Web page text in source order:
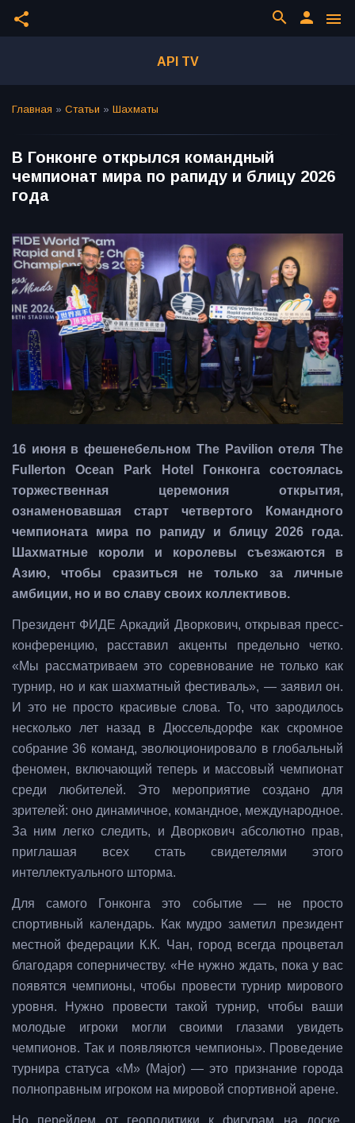
share menu
person
search
API TV
Главная » Статьи » Шахматы
В Гонконге открылся командный
чемпионат мира по рапиду и блицу 2026
года
16 июня в фешенебельном The Pavilion отеля The
Fullerton Ocean Park Hotel Гонконга состоялась
торжественная церемония открытия,
ознаменовавшая старт четвертого Командного
чемпионата мира по рапиду и блицу 2026 года.
Шахматные короли и королевы съезжаются в
Азию, чтобы сразиться не только за личные
амбиции, но и во славу своих коллективов.
Президент ФИДЕ Аркадий Дворкович, открывая пресс-
конференцию, расставил акценты предельно четко.
«Мы рассматриваем это соревнование не только как
турнир, но и как шахматный фестиваль», — заявил он.
И это не просто красивые слова. То, что зародилось
несколько лет назад в Дюссельдорфе как скромное
собрание 36 команд, эволюционировало в глобальный
феномен, включающий теперь и массовый чемпионат
среди любителей. Это мероприятие создано для
зрителей: оно динамичное, командное, международное.
За ним легко следить, и Дворкович абсолютно прав,
приглашая всех стать свидетелями этого
интеллектуального шторма.
Для самого Гонконга это событие — не просто
спортивный календарь. Как мудро заметил президент
местной федерации К.К. Чан, город всегда процветал
благодаря соперничеству. «Не нужно ждать, пока у вас
появятся чемпионы, чтобы провести турнир мирового
уровня. Нужно провести такой турнир, чтобы ваши
молодые игроки могли своими глазами увидеть
чемпионов. Так и появляются чемпионы». Проведение
турнира статуса «М» (Major) — это признание города
полноправным игроком на мировой спортивной арене.
Но перейдем от геополитики к фигурам на доске.